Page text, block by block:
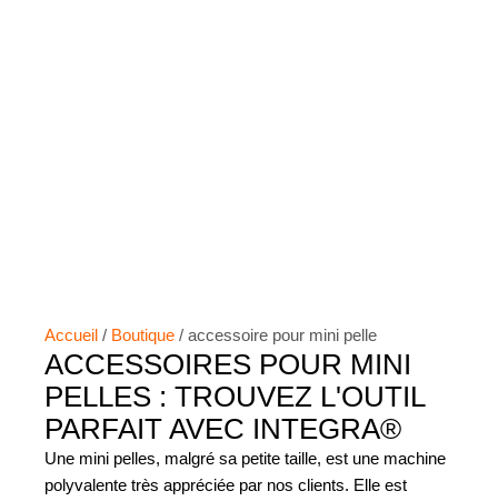
Accueil / Boutique / accessoire pour mini pelle​
ACCESSOIRES POUR MINI
PELLES : TROUVEZ L'OUTIL
PARFAIT AVEC INTEGRA®
Une mini pelles, malgré sa petite taille, est une machine
polyvalente très appréciée par nos clients. Elle est